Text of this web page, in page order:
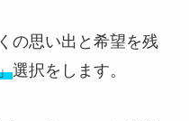
の思い出と希望を残
選択をします。